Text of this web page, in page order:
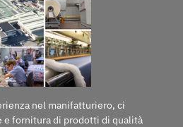
nel manifatturiero, ci
e fornitura di prodotti di qualità